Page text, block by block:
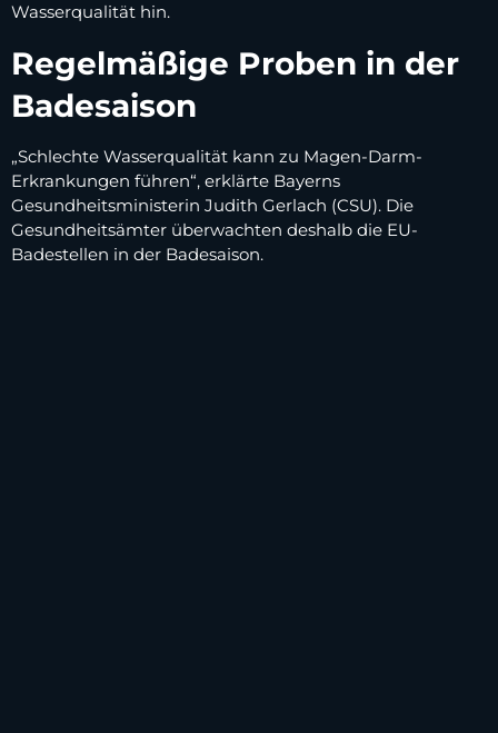
Wasserqualität hin.
Regelmäßige Proben in der
Badesaison
„Schlechte Wasserqualität kann zu Magen-Darm-
Erkrankungen führen“, erklärte Bayerns
Gesundheitsministerin Judith Gerlach (CSU). Die
Gesundheitsämter überwachten deshalb die EU-
Badestellen in der Badesaison.